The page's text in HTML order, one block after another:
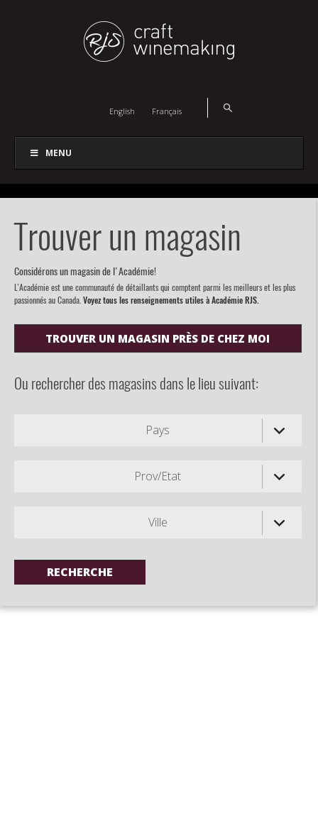
English Français
MENU
Trouver un magasin
Considérons un magasin de l'Académie!
L’Académie est une communauté de détaillants qui comptent parmi les meilleurs et les plus
passionnés au Canada. Voyez tous les renseignements utiles à Académie RJS.
TROUVER UN MAGASIN PRÈS DE CHEZ MOI
Ou rechercher des magasins dans le lieu suivant:
Pays
Prov/Etat
Ville